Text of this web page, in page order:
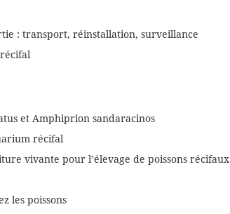
: transport, réinstallation, surveillance
et Amphiprion sandaracinos
récifal
vivante pour l’élevage de poissons récifaux
les poissons